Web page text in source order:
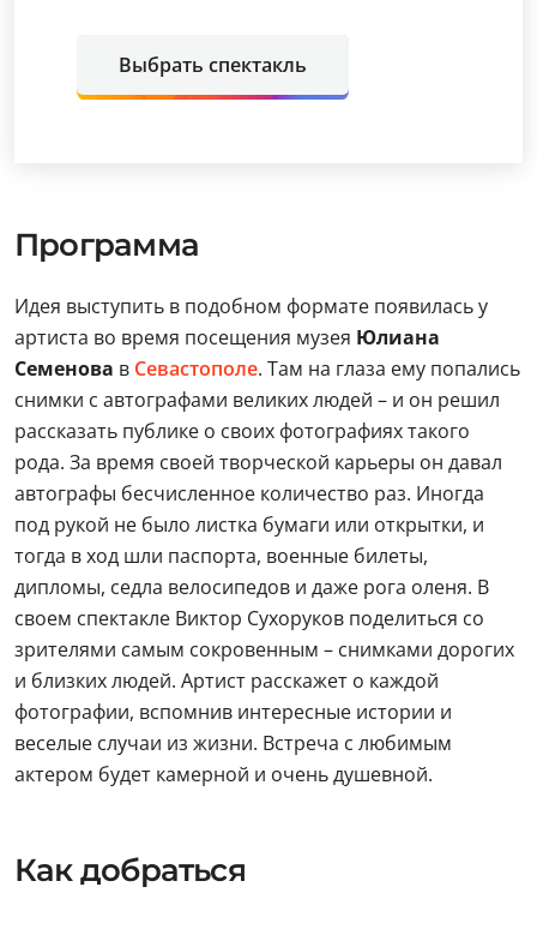
Выбрать спектакль
Программа
Идея выступить в подобном формате появилась у
артиста во время посещения музея Юлиана
Семенова в Севастополе. Там на глаза ему попались
снимки с автографами великих людей – и он решил
рассказать публике о своих фотографиях такого
рода. За время своей творческой карьеры он давал
автографы бесчисленное количество раз. Иногда
под рукой не было листка бумаги или открытки, и
тогда в ход шли паспорта, военные билеты,
дипломы, седла велосипедов и даже рога оленя. В
своем спектакле Виктор Сухоруков поделиться со
зрителями самым сокровенным – снимками дорогих
и близких людей. Артист расскажет о каждой
фотографии, вспомнив интересные истории и
веселые случаи из жизни. Встреча с любимым
актером будет камерной и очень душевной.
Как добраться